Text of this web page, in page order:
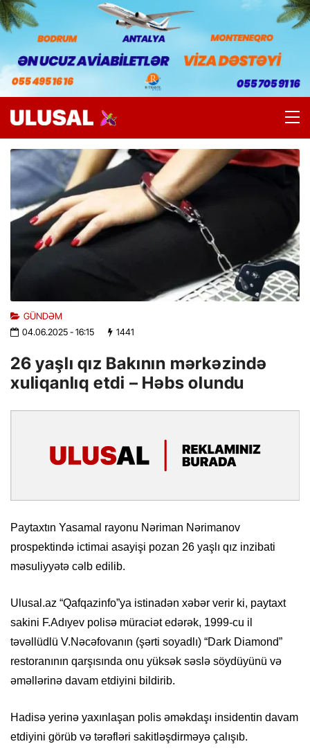
GÜNDƏM
04.06.2025- 16:15 1441
26 yaşlı qız Bakının mərkəzində
xuliqanlıq etdi – Həbs olundu
Paytaxtın Yasamal rayonu Nəriman Nərimanov
prospektində ictimai asayişi pozan 26 yaşlı qız inzibati
məsuliyyətə cəlb edilib.
Ulusal.az “Qafqazinfo”ya istinadən xəbər verir ki, paytaxt
sakini F.Adıyev polisə müraciət edərək, 1999-cu il
təvəllüdlü V.Nəcəfovanın (şərti soyadlı) “Dark Diamond”
restoranının qarşısında onu yüksək səslə söydüyünü və
əməllərinə davam etdiyini bildirib.
Hadisə yerinə yaxınlaşan polis əməkdaşı insidentin davam
etdiyini görüb və tərəfləri sakitləşdirməyə çalışıb.